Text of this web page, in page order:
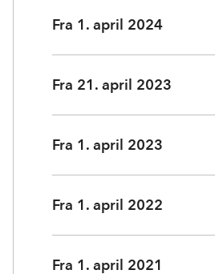
Fra 1. april 2024
Fra 21. april 2023
Fra 1. april 2023
Fra 1. april 2022
Fra 1. april 2021